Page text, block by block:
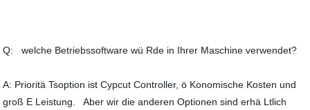
Q: welche Betriebssoftware wü Rde in Ihrer Maschine verwendet?
A: Prioritä Tsoption ist Cypcut Controller, ö Konomische Kosten und
groß E Leistung. Aber wir die anderen Optionen sind erhä Ltlich